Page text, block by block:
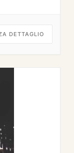
DETTAGLIO